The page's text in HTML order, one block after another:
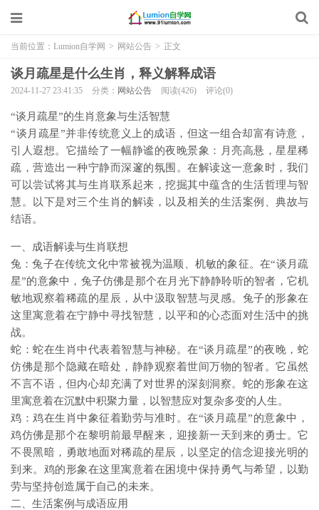
当前位置： Lumion自学网 > 网站公告 > 正文
谈月疏星是什么生肖，释义解释成语
2024-11-27 23:41:35 分类： 网站公告 阅读(426) 评论(0)
“谈月疏星”的生肖意象与生活智慧
“谈月疏星”并非传统意义上的成语，但这一组合却富有诗意，
引人遐想。它描绘了一幅静谧的夜晚景象：月亮高悬，星星稀
疏，营造出一种宁静而深邃的氛围。在解读这一意象时，我们
可以尝试将其与生肖联系起来，挖掘其中蕴含的生活哲理与智
慧。以下是对三个生肖的解读，以及相关的生活案例、典故与
结语。
一、成语解读与生肖联想
兔：兔子在传统文化中常被视为温顺、机敏的象征。在“谈月疏
星”的意象中，兔子仿佛是那个在月光下静静聆听的智者，它机
敏地观察着稀疏的星辰，从中汲取智慧与灵感。兔子的形象在
这里寓意着在宁静中寻找智慧，以平和的心态面对生活中的挑
战。
蛇：蛇在生肖中代表着智慧与神秘。在“谈月疏星”的夜晚，蛇
仿佛是那个隐藏在暗处，静静观察着世间万物的智者。它虽然
不言不语，但内心却充满了对世界的深刻洞察。蛇的形象在这
里寓意着在沉默中积聚力量，以智慧应对复杂多变的人生。
鸡：鸡在生肖中象征着勤劳与准时。在“谈月疏星”的意象中，
鸡仿佛是那个在黎明前最早醒来，迎接新一天到来的勇士。它
不畏黑暗，勇敢地面对稀疏的星辰，以坚定的信念迎接光明的
到来。鸡的形象在这里寓意着在困境中保持勇气与希望，以勤
劳与坚持创造属于自己的未来。
二、生活案例与成语应用